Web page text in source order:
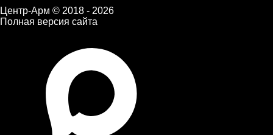
Центр-Арм © 2018 - 2026
Полная версия сайта